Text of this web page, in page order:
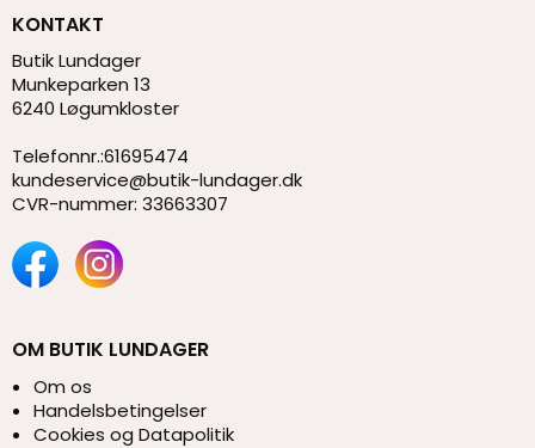
KONTAKT
Butik Lundager
Munkeparken 13
6240 Løgumkloster
Telefonnr.:61695474
kundeservice@butik-lundager.dk
CVR-nummer: 33663307
OM BUTIK LUNDAGER
Om os
Handelsbetingelser
Cookies og Datapolitik